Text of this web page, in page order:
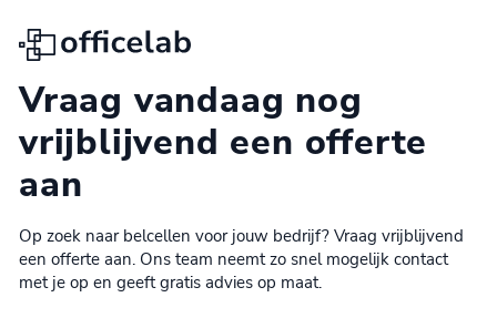
Officelab
Vraag vandaag nog
vrijblijvend een offerte
aan
Op zoek naar belcellen voor jouw bedrijf? Vraag vrijblijvend
een offerte aan. Ons team neemt zo snel mogelijk contact
met je op en geeft gratis advies op maat.